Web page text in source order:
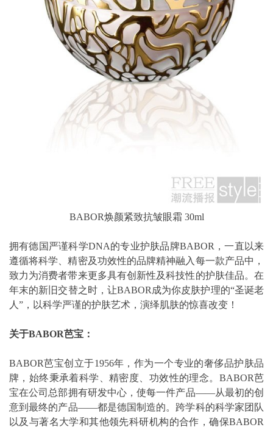
BABOR焕颜紧致抗皱眼霜 30ml
拥有德国严谨科学DNA的专业护肤品牌BABOR，一直以来
遵循将科学、精密及功效性的品牌精神融入每一款产品中，
致力为消费者带来更多具有创新性及科技性的护肤佳品。在
年末的新旧交替之时，让BABOR成为你皮肤护理的“圣诞老
人”，以科学严谨的护肤艺术，演绎肌肤的惊喜改变！
关于BABOR芭宝：
BABOR芭宝创立于1956年，作为一个专业的奢侈品护肤品
牌，始终秉承着科学、精密度、功效性的理念。BABOR芭
宝在公司总部拥有研发中心，使每一件产品——从最初的创
意到最终的产品——都是德国制造的。跨学科的科学家团队
以及与著名大学和其他领先科研机构的合作，确保BABOR